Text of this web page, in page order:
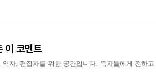
이 코멘트
역자, 편집자를 위한 공간입니다. 독자들에게 전하